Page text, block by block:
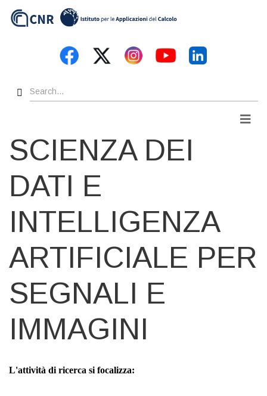
Search
SCIENZA DEI
DATI E
INTELLIGENZA
ARTIFICIALE PER
SEGNALI E
IMMAGINI
L'attività di ricerca si focalizza: